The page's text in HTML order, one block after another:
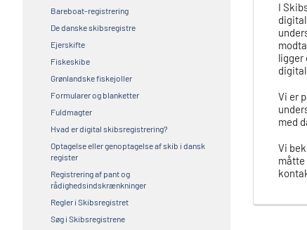
Bareboat-registrering
De danske skibsregistre
Ejerskifte
Fiskeskibe
Grønlandske fiskejoller
Formularer og blanketter
Fuldmagter
Hvad er digital skibsregistrering?
Optagelse eller genoptagelse af skib i dansk
register
Registrering af pant og
rådighedsindskrænkninger
Regler i Skibsregistret
Søg i Skibsregistrene
I
ligger
Vi er
med
Vi
måtte